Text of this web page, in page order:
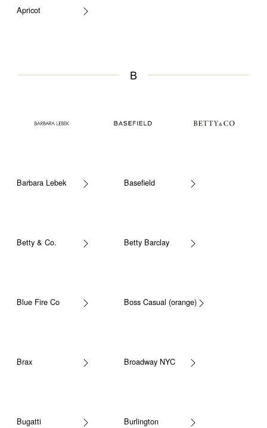
Apricot
B
Barbara Lebek Basefield
Betty & Co. Betty Barclay
Blue Fire Co Boss Casual (orange)
Brax Broadway NYC
Bugatti Burlington